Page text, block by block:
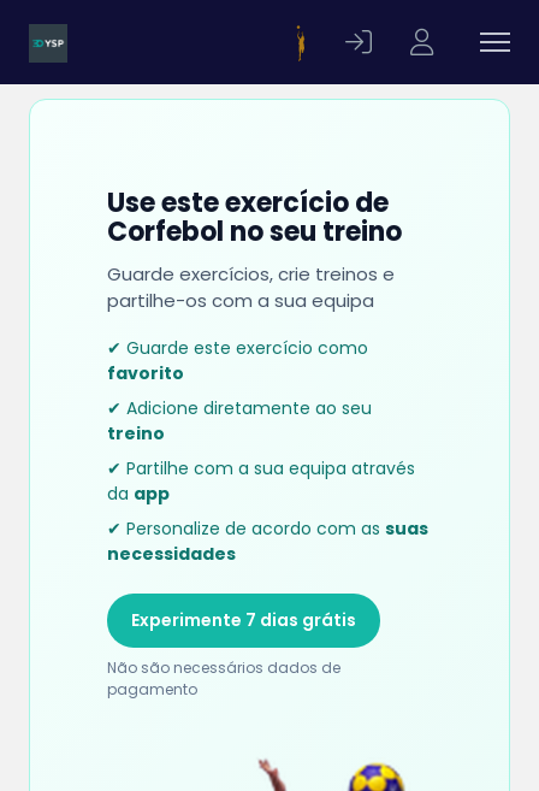
Use este exercício de
Corfebol no seu treino
Guarde exercícios, crie treinos e
partilhe-os com a sua equipa
✔ Guarde este exercício como
favorito
✔ Adicione diretamente ao seu
treino
✔ Partilhe com a sua equipa através
da app
✔ Personalize de acordo com as suas
necessidades
Experimente 7 dias grátis
Não são necessários dados de
pagamento